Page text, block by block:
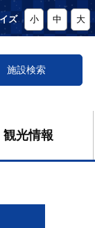
ズ 小 中 大
施設検索
観光情報